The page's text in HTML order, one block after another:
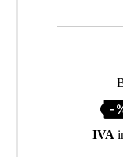
IVA